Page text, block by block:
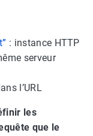
: instance HTTP
serveur
l’URL
les
que le